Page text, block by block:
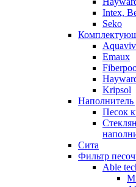
Intex,
Seko
Emaux
Kripsol
Наполнитель
Песок
Сита
Фильтр
Able